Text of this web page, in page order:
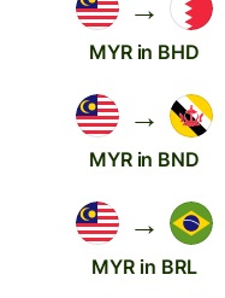
→
MYR in BHD
→
MYR in BND
→
MYR in BRL